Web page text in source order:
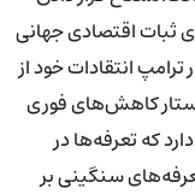
ثبات اقتصادی جهانی
انتقادات خود از
کاهش‌های فوری
که تعرفه‌ها در
سنگینی بر